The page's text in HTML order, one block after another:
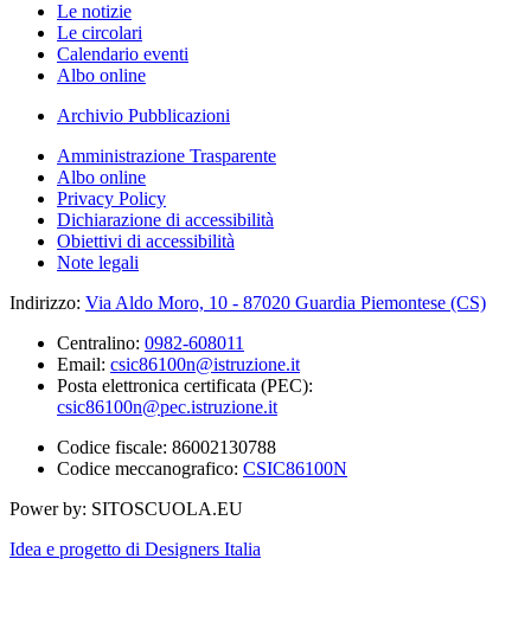
Le notizie
Le circolari
Calendario eventi
Albo online
Archivio Pubblicazioni
Amministrazione Trasparente
Albo online
Privacy Policy
Dichiarazione di accessibilità
Obiettivi di accessibilità
Note legali
Indirizzo: Via Aldo Moro, 10 - 87020 Guardia Piemontese (CS)
Centralino: 0982-608011
Email: csic86100n@istruzione.it
Posta elettronica certificata (PEC):
csic86100n@pec.istruzione.it
Codice fiscale: 86002130788
Codice meccanografico: CSIC86100N
Power by: SITOSCUOLA.EU
Idea e progetto di Designers Italia